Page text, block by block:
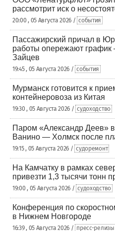
рассмотрит иск о
20:00 , 05 Августа 2026 / события
Пассажирский причал в
работы опережают
Зайцев
19:45 , 05 Августа 2026 / события
Мурманск готовится к
контейнеровоза из Китая
19:30 , 05 Августа 2026 / судоходство
Паром «Александр Деев»
Ванино — Холмск после
19:15 , 05 Августа 2026 / судоремонт
На Камчатку в рамках
привезти 1,3 тысячи тонн
19:00 , 05 Августа 2026 / судоходство
Конференция по
в Нижнем Новгороде
16:39 , 05 Августа 2026 / пресс-релизы